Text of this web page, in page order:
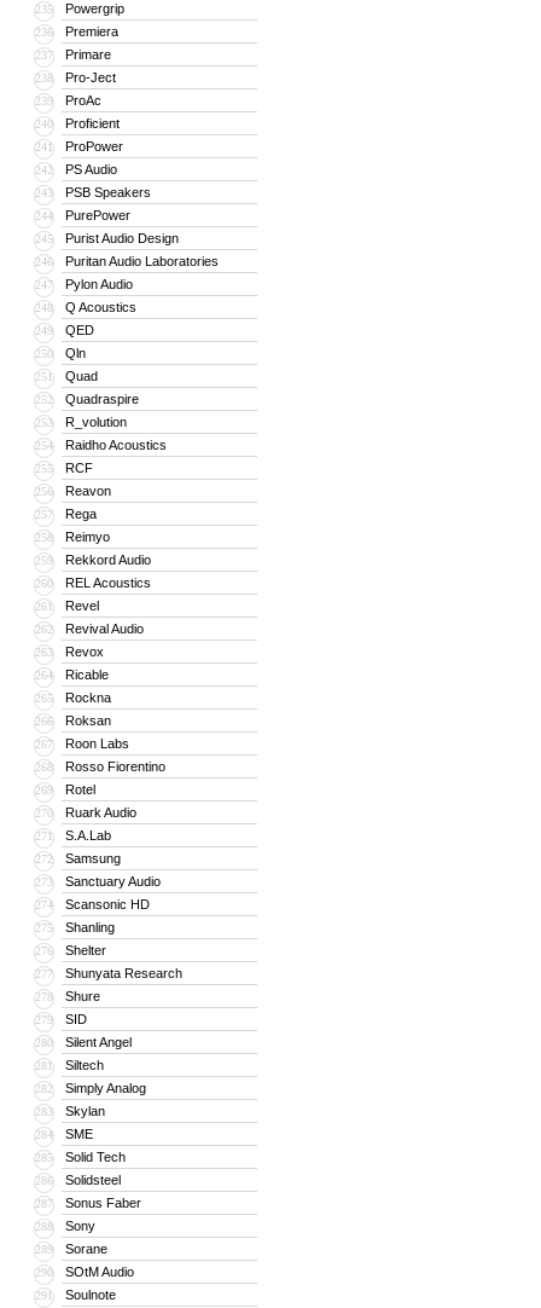
235 Powergrip
236 Premiera
237 Primare
238 Pro-Ject
239 ProAc
240 Proficient
241 ProPower
242 PS Audio
243 PSB Speakers
244 PurePower
245 Purist Audio Design
246 Puritan Audio Laboratories
247 Pylon Audio
248 Q Acoustics
249 QED
250 Qln
251 Quad
252 Quadraspire
253 R_volution
254 Raidho Acoustics
255 RCF
256 Reavon
257 Rega
258 Reimyo
259 Rekkord Audio
260 REL Acoustics
261 Revel
262 Revival Audio
263 Revox
264 Ricable
265 Rockna
266 Roksan
267 Roon Labs
268 Rosso Fiorentino
269 Rotel
270 Ruark Audio
271 S.A.Lab
272 Samsung
273 Sanctuary Audio
274 Scansonic HD
275 Shanling
276 Shelter
277 Shunyata Research
278 Shure
279 SID
280 Silent Angel
281 Siltech
282 Simply Analog
283 Skylan
284 SME
285 Solid Tech
286 Solidsteel
287 Sonus Faber
288 Sony
289 Sorane
290 SOtM Audio
291 Soulnote